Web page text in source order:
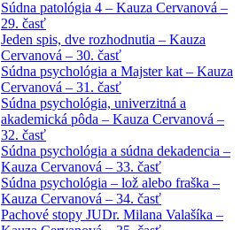
Súdna patológia 4 – Kauza Cervanová –
29. časť
Jeden spis, dve rozhodnutia – Kauza
Cervanová – 30. časť
Súdna psychológia a Majster kat – Kauza
Cervanová – 31. časť
Súdna psychológia, univerzitná a
akademická pôda – Kauza Cervanová –
32. časť
Súdna psychológia a súdna dekadencia –
Kauza Cervanová – 33. časť
Súdna psychológia – lož alebo fraška –
Kauza Cervanová – 34. časť
Pachové stopy JUDr. Milana Valašíka –